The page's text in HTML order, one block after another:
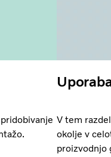
V tem
okolje v
proizvodnjo